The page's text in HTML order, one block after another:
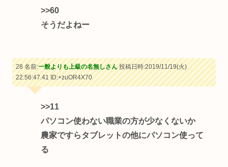
>>60
そうだよねー
28 名前:一般よりも上級の名無しさん投稿日時:2019/11/19(火)
22:56:47.41ID:+zuOR4X70
>>11
パソコン使わない職業の方が少なくないか
農家ですらタブレットの他にパソコン使って
る